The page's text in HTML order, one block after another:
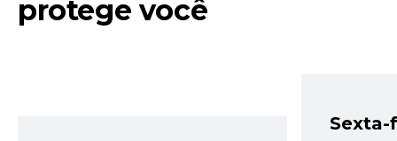
protege você
Sexta-